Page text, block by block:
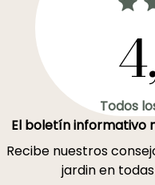
Todos
El boletín informativo
Recibe nuestros
jardin en